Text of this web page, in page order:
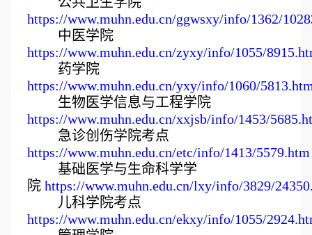
https://www.muhn.edu.cn/ggwsxy/info/1362/
中医学院
https://www.muhn.edu.cn/zyxy/info/1055/
药学院
https://www.muhn.edu.cn/yxy/info/1060/
生物医学信息与工程学院
https://www.muhn.edu.cn/xxjsb/info/1453/
急诊创伤学院考点
https://www.muhn.edu.cn/etc/info/1413/5579.htm
基础医学与生命科学学
院 https://www.muhn.edu.cn/lxy/info/3829/
儿科学院考点
https://www.muhn.edu.cn/ekxy/info/1055/